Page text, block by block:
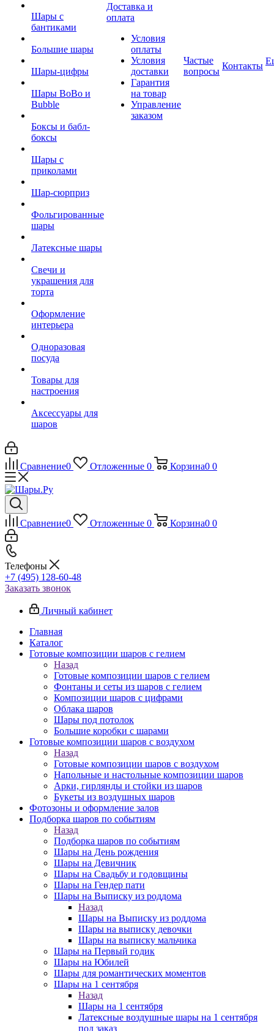
Шары с
бантиками
Большие шары
Шары-цифры
Шары BoBo и
Bubble
Боксы и бабл-
боксы
Шары с
приколами
Шар-сюрприз
Фольгированные
шары
Латексные шары
Свечи и
украшения для
торта
Оформление
интерьера
Одноразовая
посуда
Товары для
настроения
Аксессуары для
шаров
Доставка и
оплата
Условия
оплаты
Условия
доставки
Гарантия
на товар
Управление
заказом
Частые
вопросы
Контакты
Сравнение0 Отложенные 0 Корзина0 0
Сравнение0 Отложенные 0 Корзина0 0
Телефоны
+7 (495) 128-60-48
Заказать звонок
Личный кабинет
Главная
Каталог
Готовые композиции шаров с гелием
Назад
Готовые композиции шаров с гелием
Фонтаны и сеты из шаров с гелием
Композиции шаров с цифрами
Облака шаров
Шары под потолок
Большие коробки с шарами
Готовые композиции шаров с воздухом
Назад
Готовые композиции шаров с воздухом
Напольные и настольные композиции шаров
Арки, гирлянды и стойки из шаров
Букеты из воздушных шаров
Фотозоны и оформление залов
Подборка шаров по событиям
Назад
Подборка шаров по событиям
Шары на День рождения
Шары на Девичник
Шары на Свадьбу и годовщины
Шары на Гендер пати
Шары на Выписку из роддома
Назад
Шары на Выписку из роддома
Шары на выписку девочки
Шары на выписку мальчика
Шары на Первый годик
Шары на Юбилей
Шары для романтических моментов
Шары на 1 сентября
Назад
Шары на 1 сентября
Латексные воздушные шары на 1 сентября
под заказ